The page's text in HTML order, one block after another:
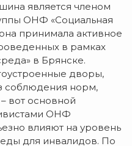
является членом
ОНФ «Социальная
принимала активное
в рамках
в Брянске.
дворы,
соблюдения норм,
вот основной
ОНФ
влияют на уровень
для инвалидов. По